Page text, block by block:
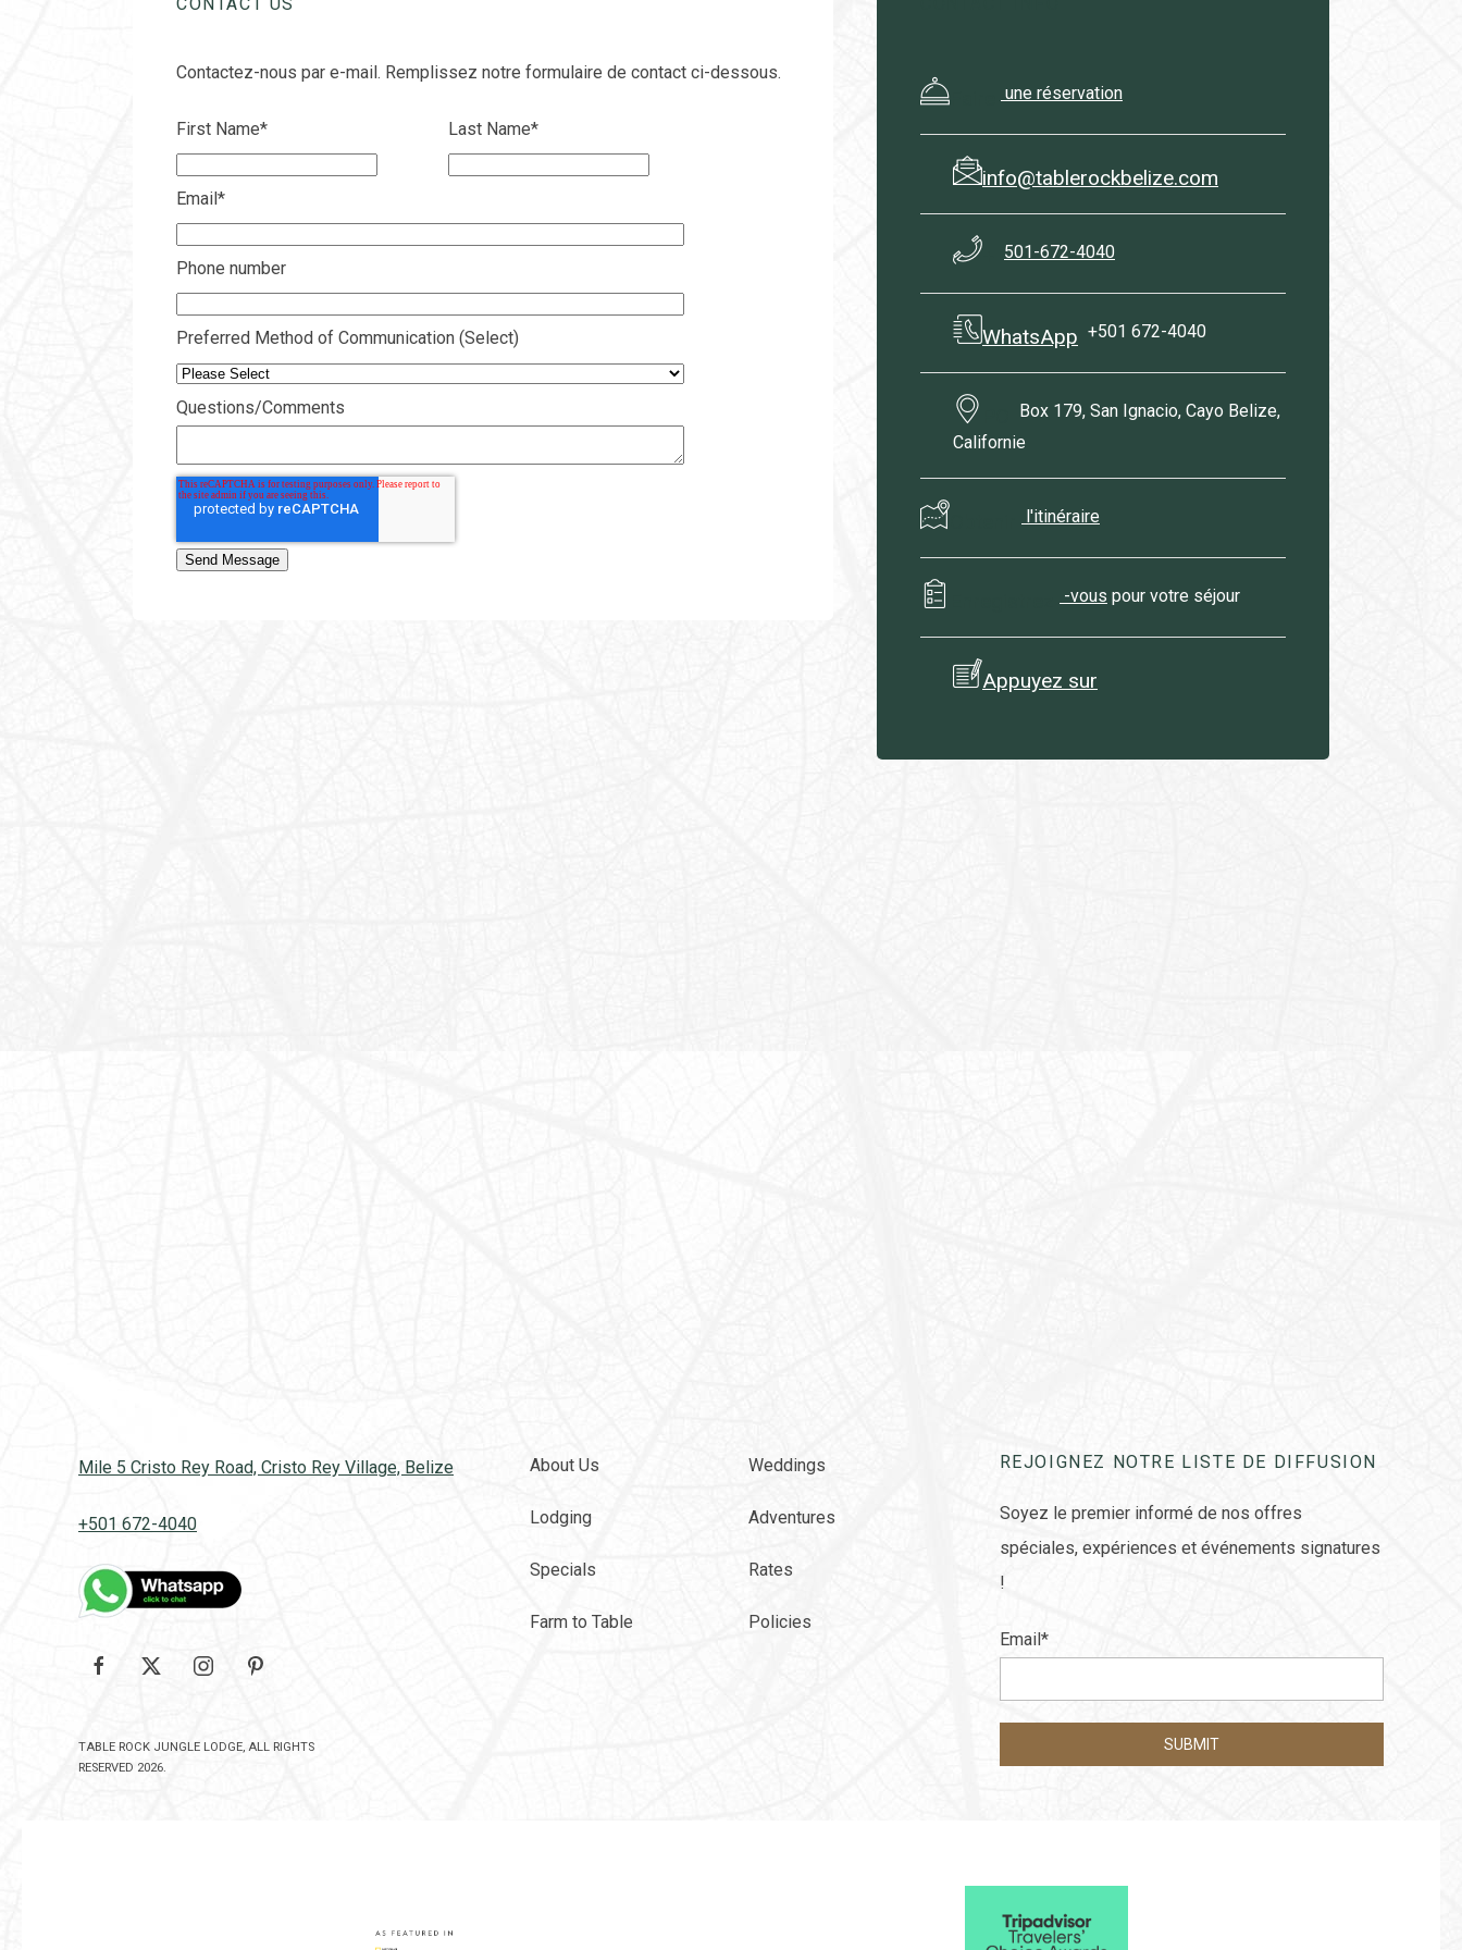
une réservation
info@tablerockbelize.com
501-672-4040
WhatsApp +501 672-4040
Box 179, San Ignacio, Cayo Belize,
Californie
l'itinéraire
-vous pour votre séjour
Appuyez sur
Contactez-nous par e-mail. Remplissez notre formulaire de contact ci-dessous.
First Name* Last Name*
Email*
Phone number
Preferred Method of Communication (Select)
Questions/Comments
Mile 5 Cristo Rey Road, Cristo Rey Village, Belize
+501 672-4040
facebooktwitter instagrampinterest
TABLE ROCK JUNGLE LODGE, ALL RIGHTS
RESERVED 2026.
About Us
Lodging
Specials
Farm to Table
Weddings
Adventures
Rates
Policies
REJOIGNEZ NOTRE LISTE DE DIFFUSION
Soyez le premier informé de nos offres
spéciales, expériences et événements signatures
!
Email*